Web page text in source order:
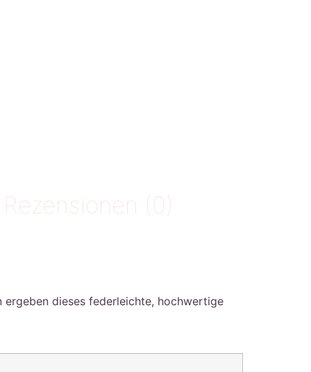
Rezensionen (0)
ergeben dieses federleichte, hochwertige